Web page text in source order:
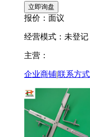
报价： 面议
经营模式：未登记
主营：
企业商铺|联系方式